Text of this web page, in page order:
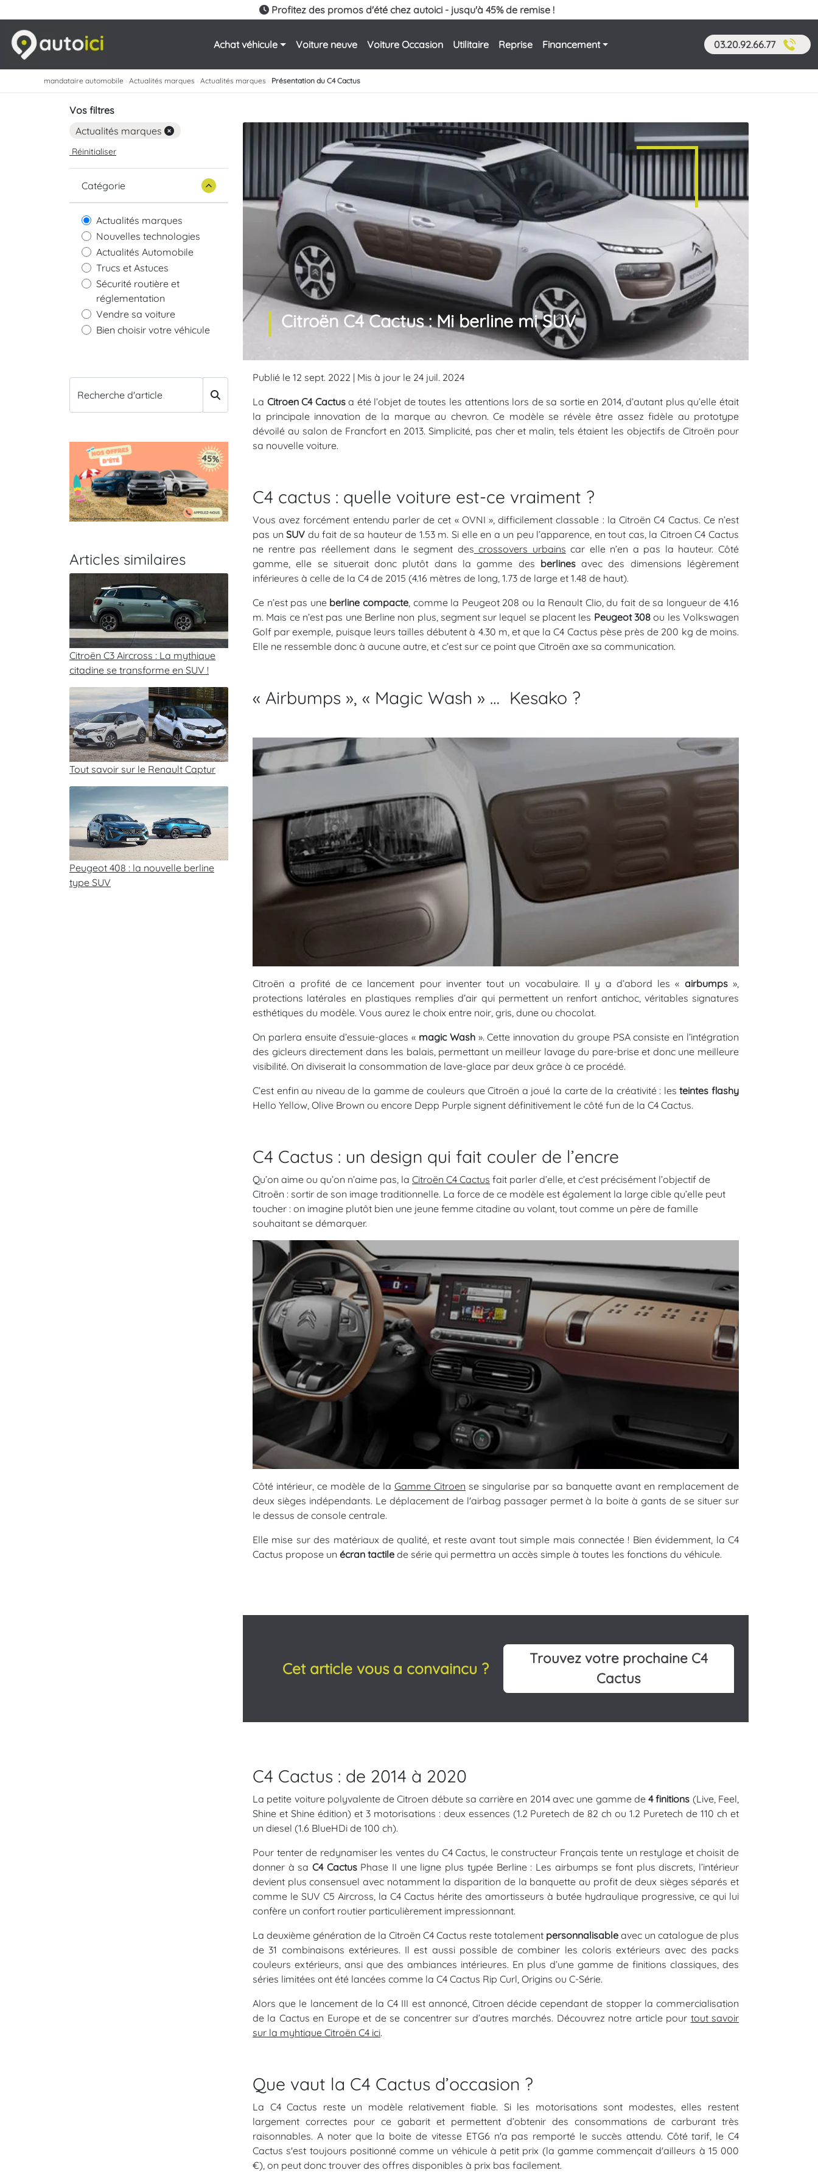
Profitez des promos d'été chez autoici - jusqu'à 45% de remise !
Achat véhicule Voiture neuve Voiture Occasion Utilitaire Reprise Financement 03.20.92.66.77
mandataire automobile › Actualités marques › Actualités marques › Présentation du C4 Cactus
Vos filtres
Actualités marques
Réinitialiser
Catégorie
Actualités marques
Nouvelles technologies
Actualités Automobile
Trucs et Astuces
Sécurité routière et
réglementation
Vendre sa voiture
Bien choisir votre véhicule
Recherche d'article
Articles similaires
Citroën C3 Aircross : La mythique
citadine se transforme en SUV !
Tout savoir sur le Renault Captur
Peugeot 408 : la nouvelle berline
type SUV
Citroën C4 Cactus : Mi berline mi SUV
Publié le 12 sept. 2022 | Mis à jour le 24 juil. 2024
La Citroen C4 Cactusa été l’objet de toutes les attentions lors de sa sortie en 2014, d’autant plus qu’elle était
la principale innovation de la marque au chevron. Ce modèle se révèle être assez fidèle au prototype
dévoilé au salon de Francfort en 2013. Simplicité, pas cher et malin, tels étaient les objectifs de Citroën pour
sa nouvelle voiture.
C4 cactus : quelle voiture est-ce vraiment ?
Vous avez forcément entendu parler de cet « OVNI », difficilement classable : la Citroën C4 Cactus. Ce n’est
pas unSUV du fait de sa hauteur de 1.53 m. Si elle en a un peu l’apparence, en tout cas, la Citroen C4 Cactus
ne rentre pas réellement dans le segment des crossovers urbains car elle n’en a pas la hauteur. Côté
gamme, elle se situerait donc plutôt dans la gamme des berlinesavec des dimensions légèrement
inférieures à celle de la C4 de 2015 (4.16 mètres de long, 1.73 de large et 1.48 de haut).
Ce n’est pas une berline compacte, comme la Peugeot 208 ou la Renault Clio, du fait de sa longueur de 4.16
m. Mais ce n’est pas une Berline non plus, segment sur lequel se placent les Peugeot 308 ou les Volkswagen
Golf par exemple, puisque leurs tailles débutent à 4.30 m, et que la C4 Cactus pèse près de 200 kg de moins.
Elle ne ressemble donc à aucune autre, et c’est sur ce point que Citroën axe sa communication.
« Airbumps », « Magic Wash » … Kesako ?
Citroën a profité de ce lancement pour inventer tout un vocabulaire. Il y a d’abord les « airbumps»,
protections latérales en plastiques remplies d’air qui permettent un renfort antichoc, véritables signatures
esthétiques du modèle. Vous aurez le choix entre noir, gris, dune ou chocolat.
On parlera ensuite d’essuie-glaces « magic Wash». Cette innovation du groupe PSA consiste en l’intégration
des gicleurs directement dans les balais, permettant un meilleur lavage du pare-brise et donc une meilleure
visibilité. On diviserait la consommation de lave-glace par deux grâce à ce procédé.
C’est enfin au niveau de la gamme de couleurs que Citroën a joué la carte de la créativité : lesteintes flashy
Hello Yellow, Olive Brown ou encore Depp Purple signent définitivement le côté fun de la C4 Cactus.
C4 Cactus : un design qui fait couler de l’encre
Qu’on aime ou qu’on n’aime pas, la Citroën C4 Cactus fait parler d’elle, et c’est précisément l’objectif de
Citroën : sortir de son image traditionnelle. La force de ce modèle est également la large cible qu’elle peut
toucher : on imagine plutôt bien une jeune femme citadine au volant, tout comme un père de famille
souhaitant se démarquer.
Côté intérieur, ce modèle de la Gamme Citroen se singularise par sa banquette avant en remplacement de
deux sièges indépendants. Le déplacement de l'airbag passager permet à la boite à gants de se situer sur
le dessus de console centrale.
Elle mise sur des matériaux de qualité, et reste avant tout simple mais connectée ! Bien évidemment, la C4
Cactus propose un écran tactile de série qui permettra un accès simple à toutes les fonctions du véhicule.
Cet article vous a convaincu ?
Trouvez votre prochaine C4
Cactus
C4 Cactus : de 2014 à 2020
La petite voiture polyvalente de Citroen débute sa carrière en 2014 avec une gamme de4 finitions (Live, Feel,
Shine et Shine édition) et 3 motorisations : deux essences (1.2 Puretech de 82 ch ou 1.2 Puretech de 110 ch et
un diesel (1.6 BlueHDi de 100 ch).
Pour tenter de redynamiser les ventes du C4 Cactus, le constructeur Français tente un restylage et choisit de
donner à saC4 CactusPhase II une ligne plus typée Berline : Les airbumps se font plus discrets, l’intérieur
devient plus consensuel avec notamment la disparition de la banquette au profit de deux sièges séparés et
comme le SUV C5 Aircross, la C4 Cactus hérite des amortisseurs à butée hydraulique progressive, ce qui lui
confère un confort routier particulièrement impressionnant.
La deuxième génération de la Citroën C4 Cactus reste totalement personnalisable avec un catalogue de plus
de 31 combinaisons extérieures. Il est aussi possible de combiner les coloris extérieurs avec des packs
couleurs extérieurs, ansi que des ambiances intérieures. En plus d’une gamme de finitions classiques, des
séries limitées ont été lancées comme la C4 Cactus Rip Curl, Origins ou C-Série.
Alors que le lancement de la C4 III est annoncé, Citroen décide cependant de stopper la commercialisation
de la Cactus en Europe et de se concentrer sur d’autres marchés. Découvrez notre article pour tout savoir
sur la myhtique Citroën C4 ici.
Que vaut la C4 Cactus d’occasion ?
La C4 Cactus reste un modèle relativement fiable. Si les motorisations sont modestes, elles restent
largement correctes pour ce gabarit et permettent d’obtenir des consommations de carburant très
raisonnables. A noter que la boite de vitesse ETG6 n'a pas remporté le succès attendu. Côté tarif, le C4
Cactus s'est toujours positionné comme un véhicule à petit prix (la gamme commençait d'ailleurs à 15 000
€), on peut donc trouver des offres disponibles à prix bas facilement.